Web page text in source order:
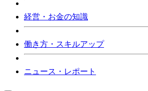
経営・お金の知識
働き方・スキルアップ
ニュース・レポート